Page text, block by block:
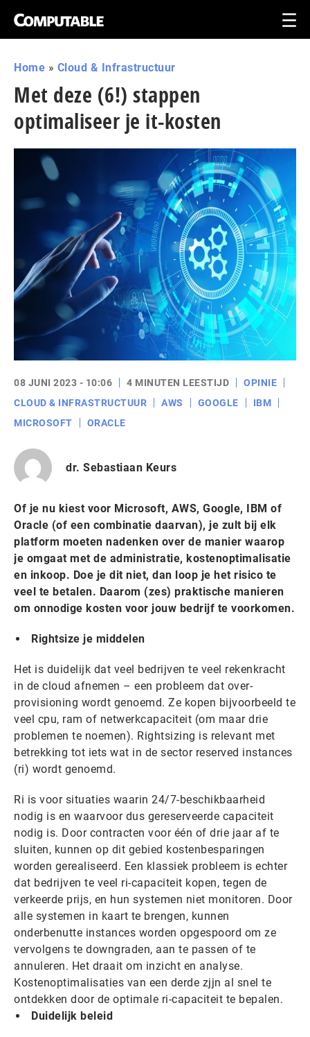
Home » Cloud & Infrastructuur
Met deze (6!) stappen
optimaliseer je it-kosten
08 JUNI 2023 - 10:06 4 MINUTEN LEESTIJD
OPINIE
CLOUD & INFRASTRUCTUUR
AWS GOOGLE
IBM
MICROSOFT
ORACLE
dr. Sebastiaan Keurs
Of je nu kiest voor Microsoft, AWS, Google, IBM of
Oracle (of een combinatie daarvan), je zult bij elk
platform moeten nadenken over de manier waarop
je omgaat met de administratie, kostenoptimalisatie
en inkoop. Doe je dit niet, dan loop je het risico te
veel te betalen. Daarom (zes) praktische manieren
om onnodige kosten voor jouw bedrijf te voorkomen.
Rightsize je middelen
Het is duidelijk dat veel bedrijven te veel rekenkracht
in de cloud afnemen – een probleem dat over-
provisioning wordt genoemd. Ze kopen bijvoorbeeld te
veel cpu, ram of netwerkcapaciteit (om maar drie
problemen te noemen). Rightsizing is relevant met
betrekking tot iets wat in de sector reserved instances
(ri) wordt genoemd.
Ri is voor situaties waarin 24/7-beschikbaarheid
nodig is en waarvoor dus gereserveerde capaciteit
nodig is. Door contracten voor één of drie jaar af te
sluiten, kunnen op dit gebied kostenbesparingen
worden gerealiseerd. Een klassiek probleem is echter
dat bedrijven te veel ri-capaciteit kopen, tegen de
verkeerde prijs, en hun systemen niet monitoren. Door
alle systemen in kaart te brengen, kunnen
onderbenutte instances worden opgespoord om ze
vervolgens te downgraden, aan te passen of te
annuleren. Het draait om inzicht en analyse.
Kostenoptimalisaties van een derde zjjn al snel te
ontdekken door de optimale ri-capaciteit te bepalen.
Duidelijk beleid